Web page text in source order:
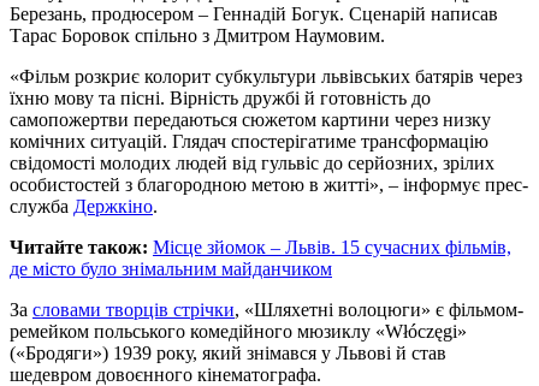
Березань, продюсером – Геннадій Богук. Сценарій написав
Тарас Боровок спільно з Дмитром Наумовим.
«Фільм розкриє колорит субкультури львівських батярів через
їхню мову та пісні. Вірність дружбі й готовність до
самопожертви передаються сюжетом картини через низку
комічних ситуацій. Глядач спостерігатиме трансформацію
свідомості молодих людей від гульвіс до серйозних, зрілих
особистостей з благородною метою в житті», – інформує прес-
служба Держкіно.
Читайте також: Місце зйомок – Львів. 15 сучасних фільмів,
де місто було знімальним майданчиком
За словами творців стрічки, «Шляхетні волоцюги» є фільмом-
ремейком польського комедійного мюзиклу «Włóczęgi»
(«Бродяги») 1939 року, який знімався у Львові й став
шедевром довоєнного кінематографа.